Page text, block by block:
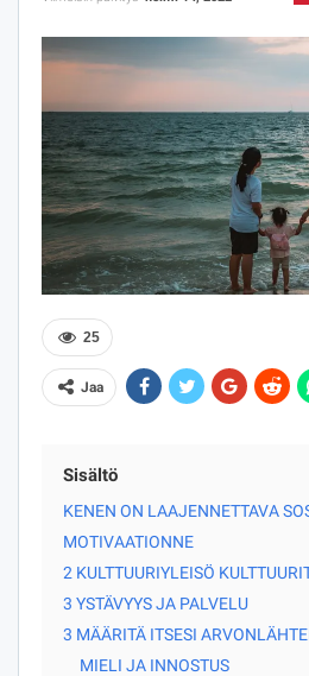
25
Jaa
Sisältö
KENEN ON LAAJENNETTAVA
MOTIVAATIONNE
2 KULTTUURIYLEISÖ
3 YSTÄVYYS JA PALVELU
3 MÄÄRITÄ ITSESI
MIELI JA INNOSTUS